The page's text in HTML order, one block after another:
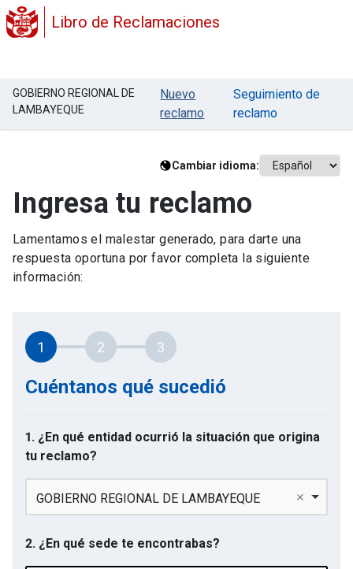
Libro de Reclamaciones
GOBIERNO REGIONAL DE
LAMBAYEQUE
Nuevo
reclamo
Seguimiento de
reclamo
Cambiar idioma:
Ingresa tu reclamo
Lamentamos el malestar generado, para darte una
respuesta oportuna por favor completa la siguiente
información:
1 2 3
Cuéntanos qué sucedió
1. ¿En qué entidad ocurrió la situación que origina
tu reclamo?
GOBIERNO REGIONAL DE LAMBAYEQUE
2. ¿En qué sede te encontrabas?